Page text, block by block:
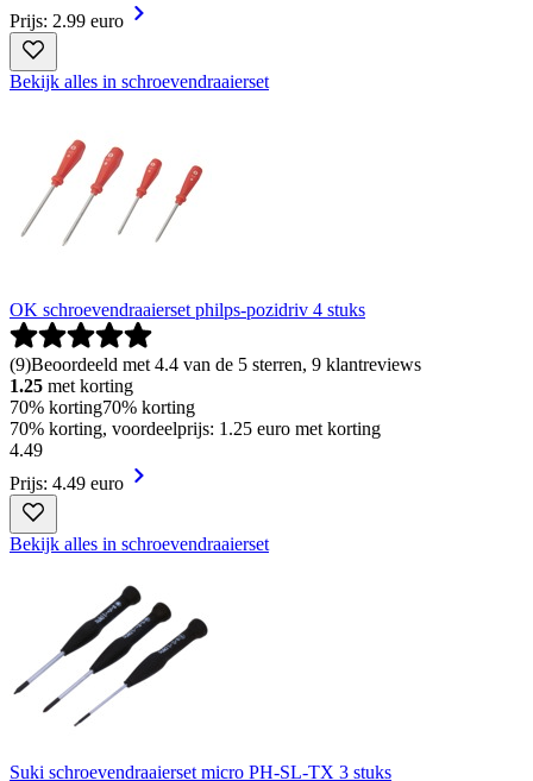
Prijs: 2.99 euro
Bekijk alles in schroevendraaierset
OK schroevendraaierset philps-pozidriv 4 stuks
(9)Beoordeeld met 4.4 van de 5 sterren, 9 klantreviews
1.25 met korting
70% korting70% korting
70% korting, voordeelprijs: 1.25 euro met korting
4.49
Prijs: 4.49 euro
Bekijk alles in schroevendraaierset
Suki schroevendraaierset micro PH-SL-TX 3 stuks